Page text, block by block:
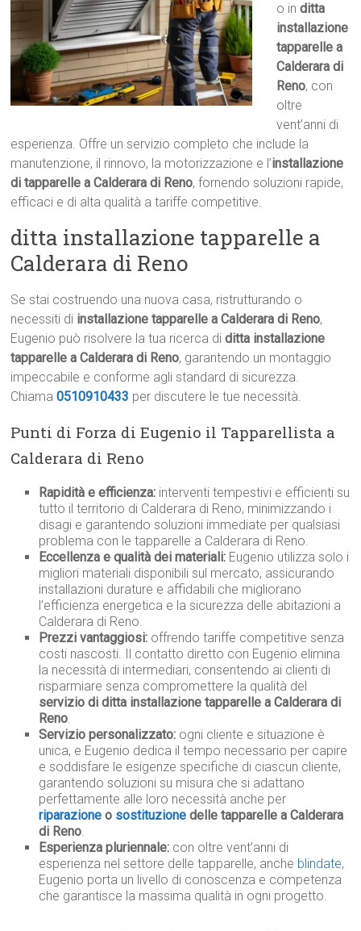
o inditta
installazione
tapparelle a
Calderara di
Reno, con
oltre
vent’anni di
esperienza. Offre un servizio completo che include la
manutenzione, il rinnovo, la motorizzazione e l’installazione
di tapparelle a Calderara di Reno, fornendo soluzioni rapide,
efficaci e di alta qualità a tariffe competitive.
ditta installazione tapparelle a
Calderara di Reno
Se stai costruendo una nuova casa, ristrutturando o
necessiti di installazione tapparelle a Calderara di Reno,
Eugenio può risolvere la tua ricerca diditta installazione
tapparelle a Calderara di Reno, garantendo un montaggio
impeccabile e conforme agli standard di sicurezza.
Chiama0510910433 per discutere le tue necessità.
Punti di Forza di Eugenio il Tapparellista a
Calderara di Reno
Rapidità e efficienza: interventi tempestivi e efficienti su
tutto il territorio di Calderara di Reno, minimizzando i
disagi e garantendo soluzioni immediate per qualsiasi
problema con le tapparelle a Calderara di Reno.
Eccellenza e qualità dei materiali: Eugenio utilizza solo i
migliori materiali disponibili sul mercato, assicurando
installazioni durature e affidabili che migliorano
l’efficienza energetica e la sicurezza delle abitazioni a
Calderara di Reno.
Prezzi vantaggiosi: offrendo tariffe competitive senza
costi nascosti. Il contatto diretto con Eugenio elimina
la necessità di intermediari, consentendo ai clienti di
risparmiare senza compromettere la qualità del
servizio di ditta installazione tapparelle a Calderara di
Reno.
Servizio personalizzato: ogni cliente e situazione è
unica, e Eugenio dedica il tempo necessario per capire
e soddisfare le esigenze specifiche di ciascun cliente,
garantendo soluzioni su misura che si adattano
perfettamente alle loro necessità anche per
riparazione o sostituzione delle tapparelle a Calderara
di Reno.
Esperienza pluriennale: con oltre vent’anni di
esperienza nel settore delle tapparelle, anche blindate,
Eugenio porta un livello di conoscenza e competenza
che garantisce la massima qualità in ogni progetto.